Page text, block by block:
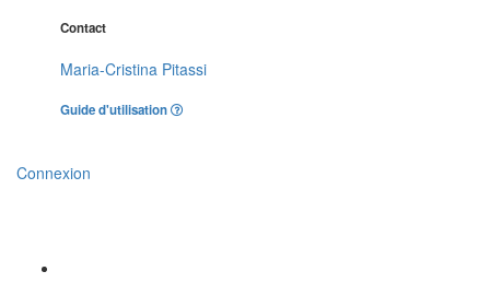
Contact
Maria-Cristina Pitassi
Guide d'utilisation
Connexion